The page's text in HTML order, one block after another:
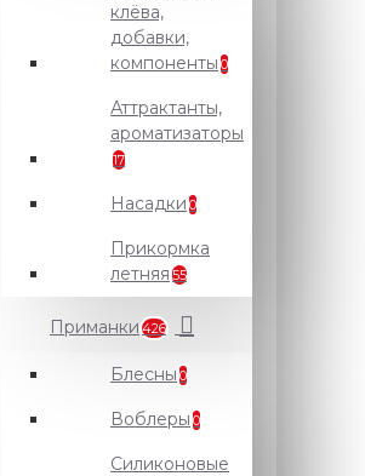
клёва,
добавки,
компоненты 0
Аттрактанты,
ароматизаторы
17
Насадки 0
Прикормка
летняя 55
Приманки 426
Блесны 0
Воблеры 0
Силиконовые